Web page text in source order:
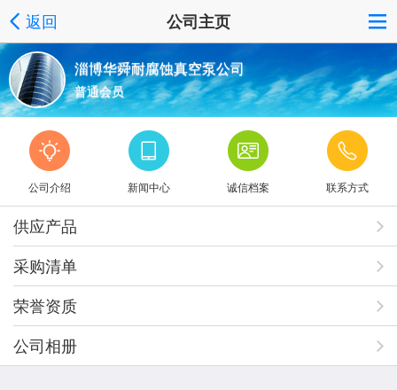
返回 公司主页
淄博华舜耐腐蚀真空泵公司
普通会员
公司介绍 新闻中心 诚信档案 联系方式
供应产品
采购清单
荣誉资质
公司相册